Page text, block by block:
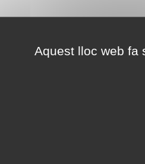
Aquest lloc web fa